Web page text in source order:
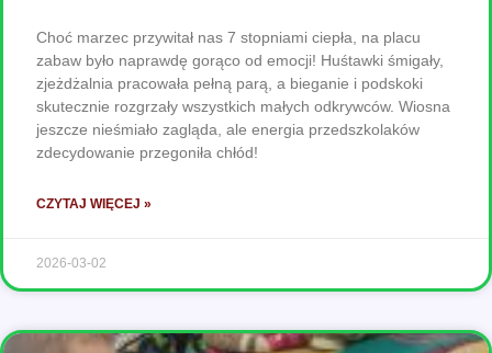
Choć marzec przywitał nas 7 stopniami ciepła, na placu
zabaw było naprawdę gorąco od emocji! Huśtawki śmigały,
zjeżdżalnia pracowała pełną parą, a bieganie i podskoki
skutecznie rozgrzały wszystkich małych odkrywców. Wiosna
jeszcze nieśmiało zagląda, ale energia przedszkolaków
zdecydowanie przegoniła chłód!
CZYTAJ WIĘCEJ »
2026-03-02